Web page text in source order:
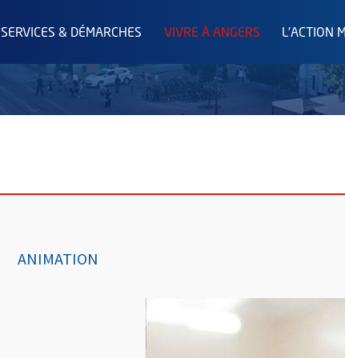
SERVICES & DÉMARCHES VIVRE À ANGERS L'ACTION
ANIMATION